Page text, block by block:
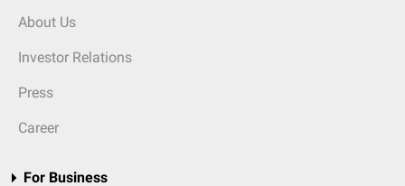
About Us
Investor Relations
Press
Career
For Business